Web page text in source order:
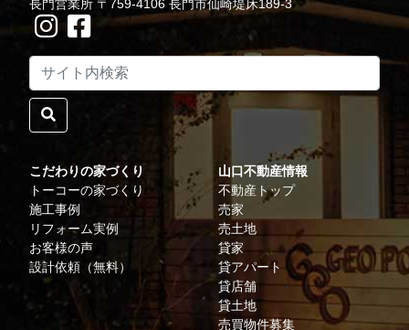
長門営業所 〒759-4106 長門市仙崎堤床189-3
こだわりの家づくり
トーコーの家づくり
施工事例
リフォーム実例
お客様の声
設計依頼（無料）
山口不動産情報
不動産トップ
売家
売土地
貸家
貸アパート
貸店舗
貸土地
売買物件募集